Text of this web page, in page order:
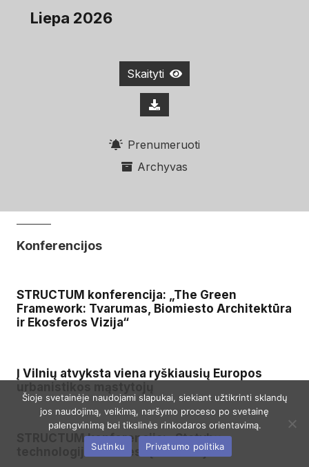
Liepa 2026
Skaityti
Prenumeruoti
Archyvas
Konferencijos
STRUCTUM konferencija: „The Green
Framework: Tvarumas, Biomiesto Architektūra
ir Ekosferos Vizija“
Į Vilnių atvyksta viena ryškiausių Europos
STRUCTUM konferencija: „Statybų
technologijos ir miestų evoliucija“
Šioje svetainėje naudojami slapukai, siekiant užtikrinti sklandų
jos naudojimą, veikimą, naršymo proceso po svetainę
palengvinimą bei tikslinės rinkodaros orientavimą.
Sutinku
Privatumo politika